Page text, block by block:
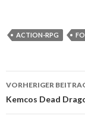
ACTION-RPG
VORHERIGER
Kemcos Dead